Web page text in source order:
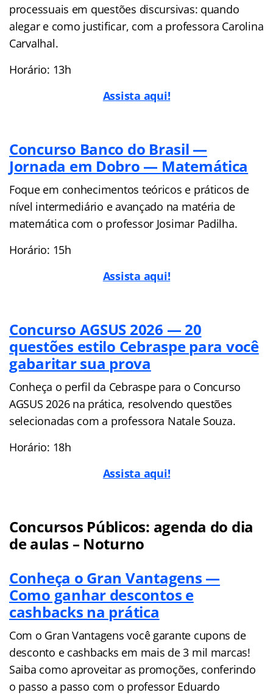
processuais em questões discursivas: quando
alegar e como justificar, com a professora Carolina
Carvalhal.
Horário: 13h
Assista aqui!
Concurso Banco do Brasil —
Jornada em Dobro — Matemática
Foque em conhecimentos teóricos e práticos de
nível intermediário e avançado na matéria de
matemática com o professor Josimar Padilha.
Horário: 15h
Assista aqui!
Concurso AGSUS 2026 — 20
questões estilo Cebraspe para você
gabaritar sua prova
Conheça o perfil da Cebraspe para o Concurso
AGSUS 2026 na prática, resolvendo questões
selecionadas com a professora Natale Souza.
Horário: 18h
Assista aqui!
Concursos Públicos: agenda do dia
de aulas – Noturno
Conheça o Gran Vantagens —
Como ganhar descontos e
cashbacks na prática
Com o Gran Vantagens você garante cupons de
desconto e cashbacks em mais de 3 mil marcas!
Saiba como aproveitar as promoções, conferindo
o passo a passo com o professor Eduardo